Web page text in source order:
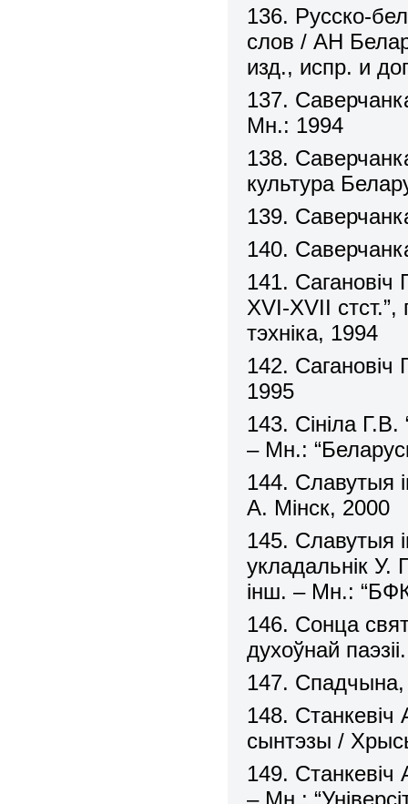
136. Русско-
слов / АН
изд., испр. и
137.
Мн.: 1994
138.
культура
139.
140.
141. Сагановіч
XVI-XVII
тэхніка, 1994
142. Сагановіч
1995
143. Сініла Г.В.
– Мн.:
144. Славутыя
А. Мінск, 2000
145. Славутыя
укладальнік У.
інш. – Мн.:
146. Сонца
духоўнай
147.
148. Станкевiч
сынтэзы /
149. Станкевіч
– Мн.: